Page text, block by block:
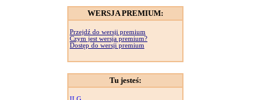
WERSJA PREMIUM:
Przejdź do wersji premium
Czym jest wersja premium?
Dostęp do wersji premium
Tu jesteś: